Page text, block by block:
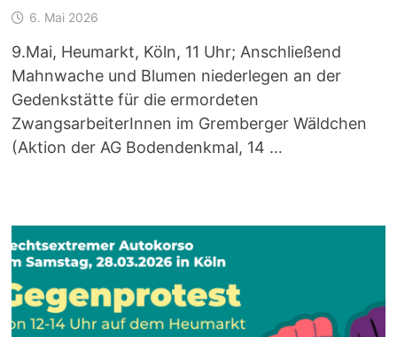
6. Mai 2026
9.Mai, Heumarkt, Köln, 11 Uhr; Anschließend
Mahnwache und Blumen niederlegen an der
Gedenkstätte für die ermordeten
ZwangsarbeiterInnen im Gremberger Wäldchen
(Aktion der AG Bodendenkmal, 14 …